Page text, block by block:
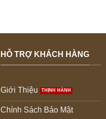
HỖ TRỢ KHÁCH HÀNG
Giới Thiệu
Chính Sách Bảo Mật